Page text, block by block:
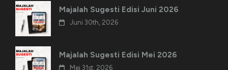
Majalah Sugesti Edisi Juni 2026
Juni 30th, 2026
Majalah Sugesti Edisi Mei 2026
Mei 31st, 2026